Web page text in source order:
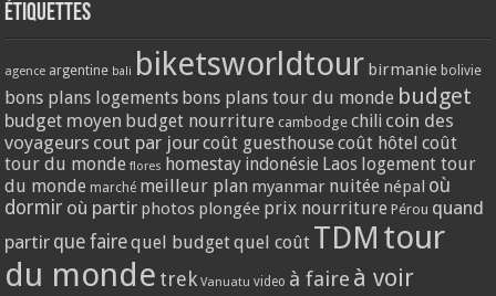
Étiquettes
agence argentine bali biketsworldtour birmanie bolivie
bons plans logements bons plans tour du monde budget
budget moyen budget nourriture cambodge chili coin des
voyageurs cout par jourcoût guesthouse coût hôtel coût
tour du monde flores homestay indonésie Laos logement tour
du monde marché meilleur plan myanmar nuitée népal où
dormir où partir photos plongée prix nourriture Pérou quand
partir que fairequel budgetquel coût TDM tour
du monde trek Vanuatu video à faire à voir